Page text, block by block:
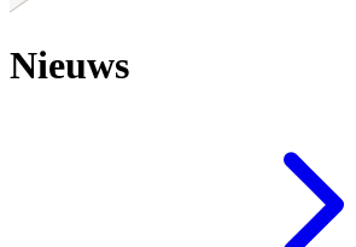
Nieuws